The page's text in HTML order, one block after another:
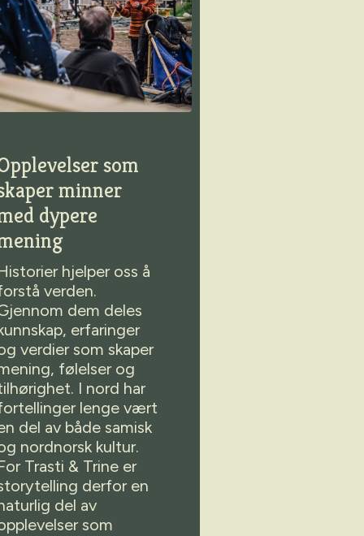
som
minner
dypere
hjelper oss å
verden.
dem deles
erfaringer
verdier som skaper
følelser og
I nord har
lenge vært
del av både samisk
nordnorsk kultur.
Trasti & Trine er
derfor en
del av
som